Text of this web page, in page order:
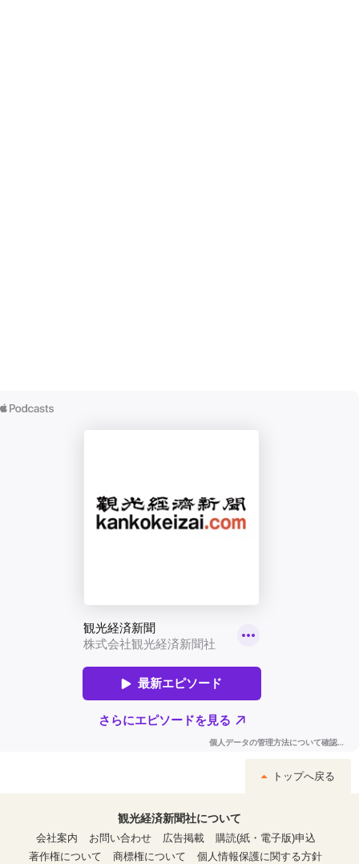
トップへ戻る
観光経済新聞社について
会社案内
お問い合わせ 広告掲載
購読(紙・電子版)申込
著作権について
商標権について 個人情報保護に関する方針